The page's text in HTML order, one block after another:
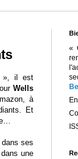
», il est
Wells
à
Et
ses
une
«
En